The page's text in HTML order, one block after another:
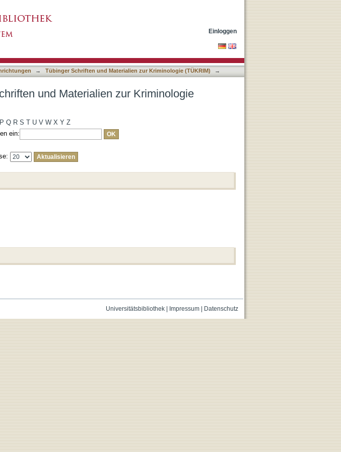
Einloggen
→ Tübinger Schriften und Materialien zur Kriminologie (TÜKRIM)
→
und Materialien zur Kriminologie
P Q R S T U V W X Y Z
ein:
Universitätsbibliothek| Impressum| Datenschutz